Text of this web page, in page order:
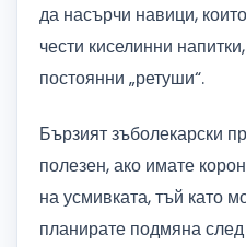
да насърчи навици,
чести киселинни
постоянни „ретуши“.
Бързият зъболекарски
полезен, ако имате
на усмивката, тъй като
планирате подмяна